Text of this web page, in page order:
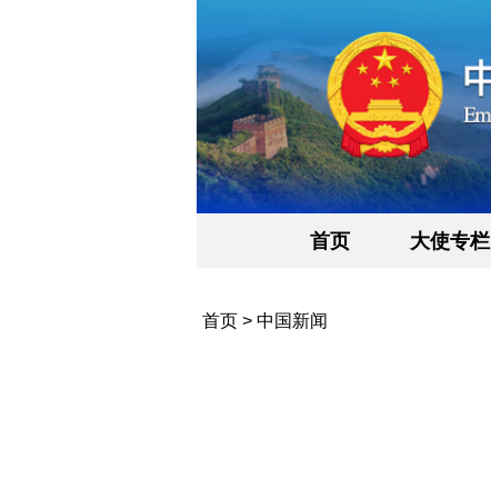
首页 大使专栏
首页> 中国新闻